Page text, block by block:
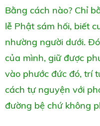
Bằng cách nào? Chỉ
lễ Phật sám hối, biết
nhường người dưới.
của mình, giữ được
vào phước đức đó, trí
cách tự nguyện với
đường bệ chứ không